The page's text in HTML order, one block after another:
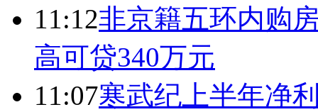
11:12非京籍五环内购
高可贷340万元
11:07寒武纪上半年净